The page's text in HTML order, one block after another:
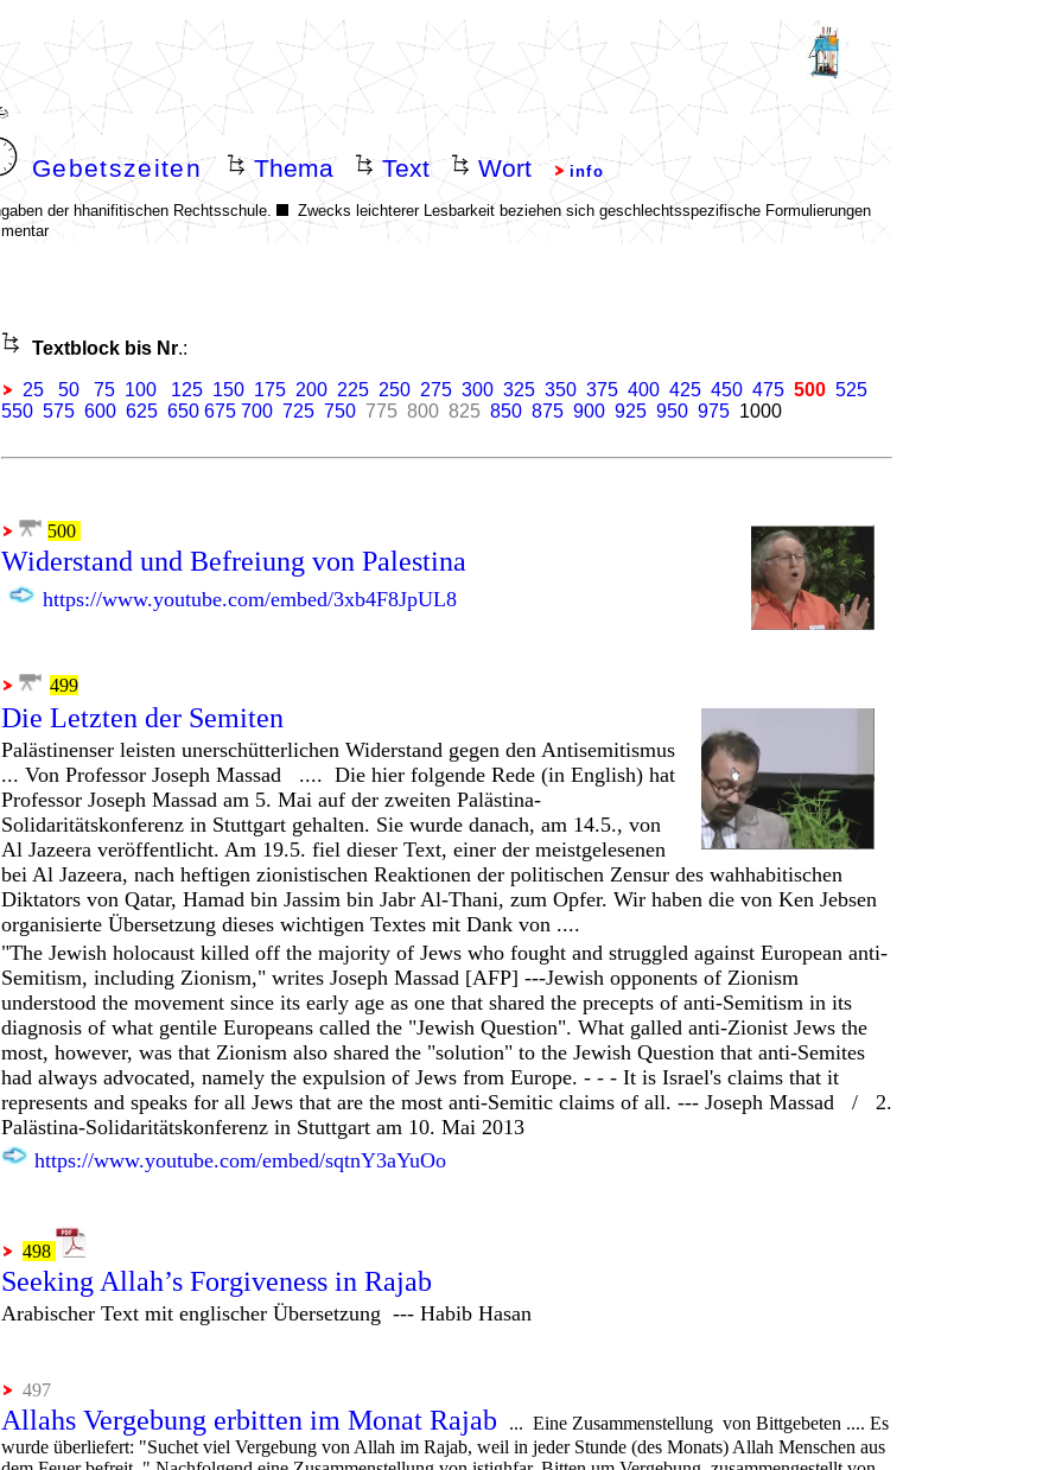
Textblock bis Nr.:
25 50 75 100 125 150 175 200 225 250 275 300 325 350 375 400 425 450 475 500 525
550 575 600 625 650 675 700 725 750 775 800 825 850 875 900 925 950 975 1000
500
Widerstand und Befreiung von Palestina
https://www.youtube.com/embed/3xb4F8JpUL8
499
Die Letzten der Semiten
Palästinenser leisten unerschütterlichen Widerstand gegen den Antisemitismus
... Von Professor Joseph Massad .... Die hier folgende Rede (in English) hat
Professor Joseph Massad am 5. Mai auf der zweiten Palästina-
Solidaritätskonferenz in Stuttgart gehalten. Sie wurde danach, am 14.5., von
Al Jazeera veröffentlicht. Am 19.5. fiel dieser Text, einer der meistgelesenen
bei Al Jazeera, nach heftigen zionistischen Reaktionen der politischen Zensur des wahhabitischen
Diktators von Qatar, Hamad bin Jassim bin Jabr Al-Thani, zum Opfer. Wir haben die von Ken Jebsen
organisierte Übersetzung dieses wichtigen Textes mit Dank von ....
"The Jewish holocaust killed off the majority of Jews who fought and struggled against European anti-
Semitism, including Zionism," writes Joseph Massad [AFP] ---Jewish opponents of Zionism
understood the movement since its early age as one that shared the precepts of anti-Semitism in its
diagnosis of what gentile Europeans called the "Jewish Question". What galled anti-Zionist Jews the
most, however, was that Zionism also shared the "solution" to the Jewish Question that anti-Semites
had always advocated, namely the expulsion of Jews from Europe. - - - It is Israel's claims that it
represents and speaks for all Jews that are the most anti-Semitic claims of all. --- Joseph Massad / 2.
Palästina-Solidaritätskonferenz in Stuttgart am 10. Mai 2013
https://www.youtube.com/embed/sqtnY3aYuOo
498
Seeking Allah’s Forgiveness in Rajab
Arabischer Text mit englischer Übersetzung --- Habib Hasan
497
Allahs Vergebung erbitten im Monat Rajab
... Eine Zusammenstellung von Bittgebeten .... Es
wurde überliefert: "Suchet viel Vergebung von Allah im Rajab, weil in jeder Stunde (des Monats) Allah Menschen aus